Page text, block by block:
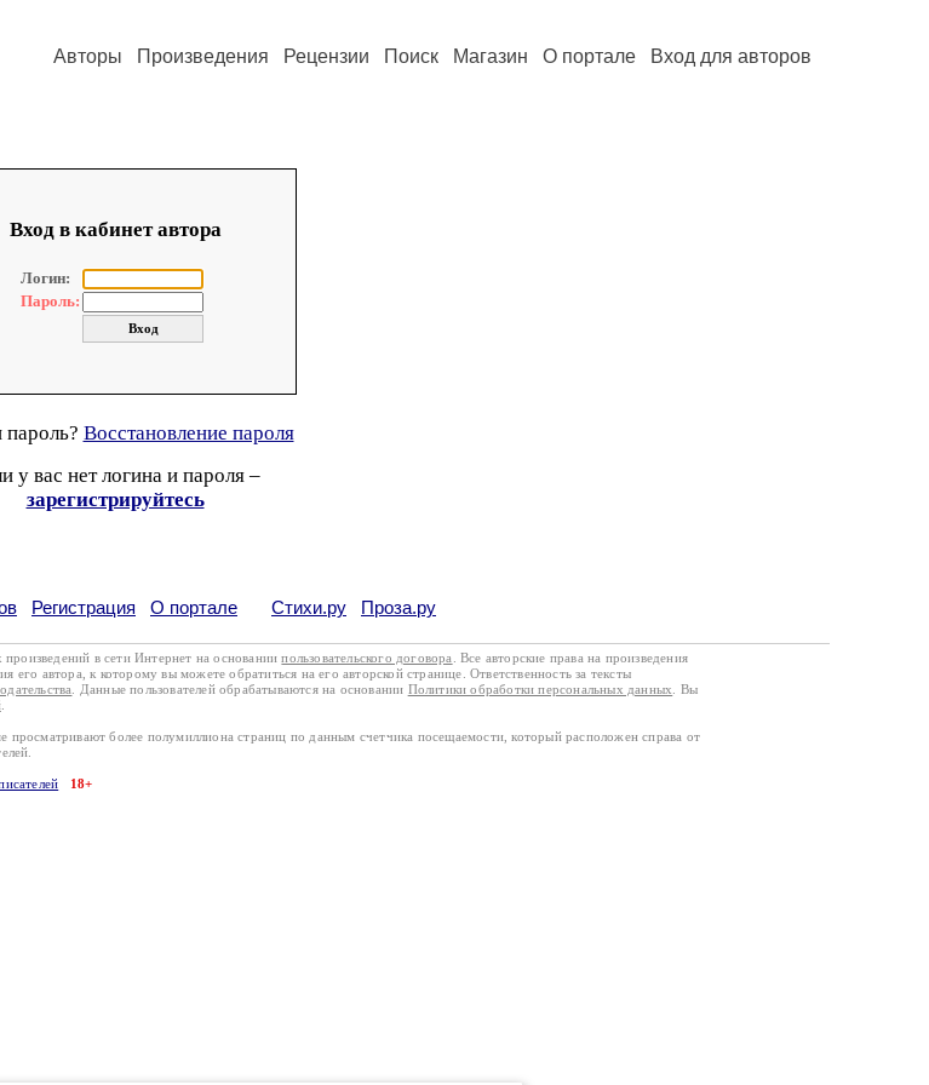
Авторы Произведения Рецензии Поиск Магазин О портале Вход для авторов
Вход в кабинет автора
Логин:
Пароль:
Восстановление пароля
у вас нет логина и пароля –
зарегистрируйтесь
Регистрация О портале Стихи.ру Проза.ру
в сети Интернет на основаниипользовательского договора
. Все авторские права на произведения
его автора, к которому вы можете обратиться на его авторской странице. Ответственность за тексты
. Данные пользователей обрабатываются на основании Политики обработки персональных данных
. Вы
.
более полумиллиона страниц по данным счетчика посещаемости, который расположен справа от
18+